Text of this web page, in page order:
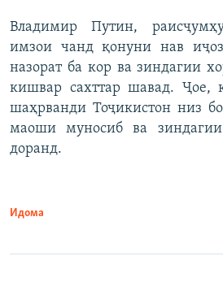
Владимир Путин,
имзои чанд қонуни нав
назорат ба кор ва зиндагии
кишвар сахттар шавад. Ҷое,
шаҳрванди Тоҷикистон низ
маоши муносиб ва
доранд.
Идома